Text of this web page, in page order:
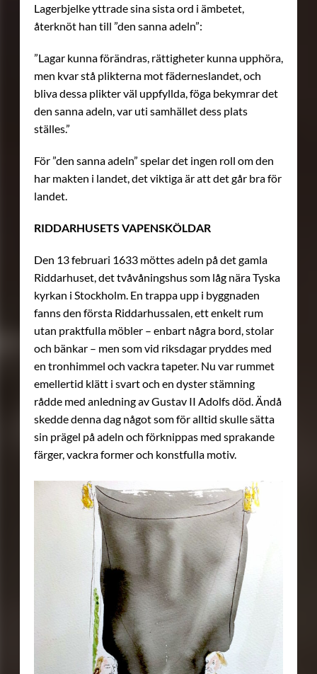
Lagerbjelke yttrade sina sista ord i ämbetet,
återknöt han till ”den sanna adeln”:
”Lagar kunna förändras, rättigheter kunna upphöra,
men kvar stå plikterna mot fäderneslandet, och
bliva dessa plikter väl uppfyllda, föga bekymrar det
den sanna adeln, var uti samhället dess plats
ställes.”
För ”den sanna adeln” spelar det ingen roll om den
har makten i landet, det viktiga är att det går bra för
landet.
RIDDARHUSETS VAPENSKÖLDAR
Den 13 februari 1633 möttes adeln på det gamla
Riddarhuset, det tvåvåningshus som låg nära Tyska
kyrkan i Stockholm. En trappa upp i byggnaden
fanns den första Riddarhussalen, ett enkelt rum
utan praktfulla möbler – enbart några bord, stolar
och bänkar – men som vid riksdagar pryddes med
en tronhimmel och vackra tapeter. Nu var rummet
emellertid klätt i svart och en dyster stämning
rådde med anledning av Gustav II Adolfs död. Ändå
skedde denna dag något som för alltid skulle sätta
sin prägel på adeln och förknippas med sprakande
färger, vackra former och konstfulla motiv.